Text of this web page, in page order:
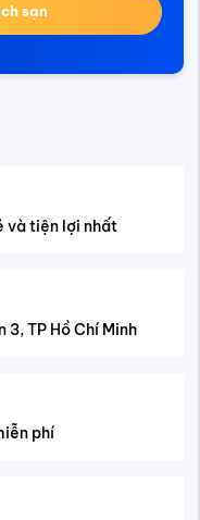
sạn
và tiện lợi nhất
3, TP Hồ Chí Minh
phí